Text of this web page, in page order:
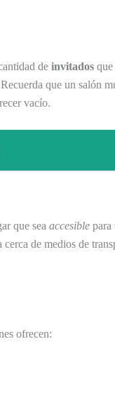
de invitados que
que un salón
vacío.
que sea accesible para
de medios de
ofrecen: